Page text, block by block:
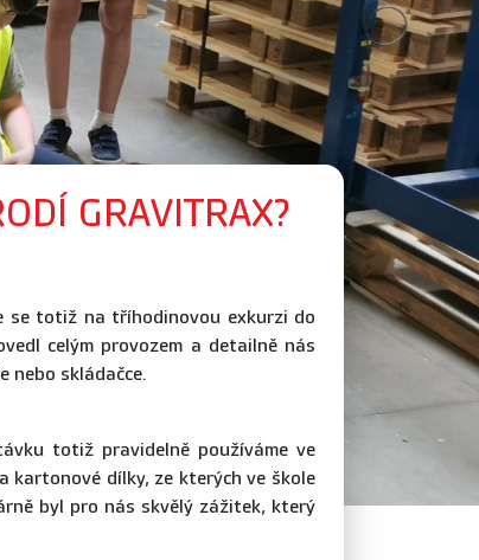
GRAVITRAX?
se totiž na tříhodinovou exkurzi do
celým provozem a detailně nás
nebo skládačce.
totiž pravidelně používáme ve
kartonové dílky, ze kterých ve škole
byl pro nás skvělý zážitek, který